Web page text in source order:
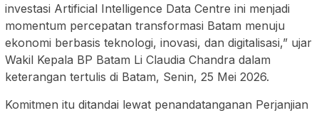
investasi Artificial Intelligence Data Centre ini menjadi
momentum percepatan transformasi Batam menuju
ekonomi berbasis teknologi, inovasi, dan digitalisasi,” ujar
Wakil Kepala BP Batam Li Claudia Chandra dalam
keterangan tertulis di Batam, Senin, 25 Mei 2026.
Komitmen itu ditandai lewat penandatanganan Perjanjian